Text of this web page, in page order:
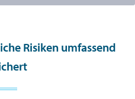
Risiken umfassend